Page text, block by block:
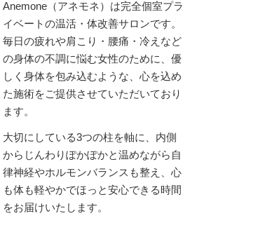
Anemone（アネモネ）は完全個室プラ
イベートの温活・体改善サロンです。
毎日の疲れや肩こり・腰痛・冷えなど
の身体の不調に悩む女性のために、優
しく身体を包み込むような、心を込め
た施術をご提供させていただいており
ます。
大切にしている3つの柱を軸に、内側
からじんわりぽかぽかと温めながら自
律神経やホルモンバランスも整え、心
も体も軽やかでほっと安心できる時間
をお届けいたします。